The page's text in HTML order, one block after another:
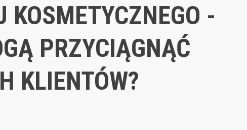
KOSMETYCZNEGO -
PRZYCIĄGNĄĆ
KLIENTÓW?